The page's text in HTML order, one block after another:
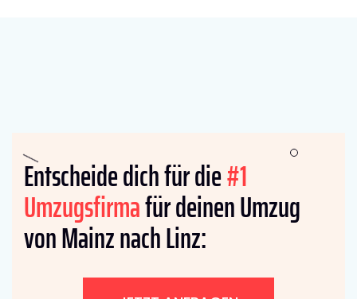
Entscheide dich für die#1
Umzugsfirmafür deinen Umzug
von Mainz nach Linz: